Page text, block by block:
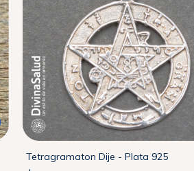
Tetragramaton Dije - Plata 925